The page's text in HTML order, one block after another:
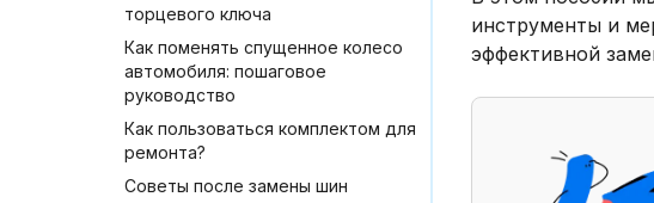
торцевого ключа
Как поменять спущенное колесо
автомобиля: пошаговое
руководство
Как пользоваться комплектом для
ремонта?
Советы после замены шин
инструменты и
эффективной